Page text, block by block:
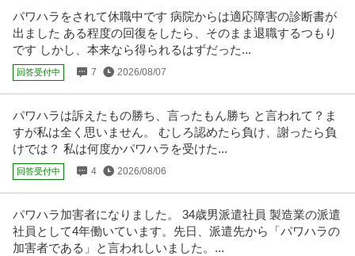
御茶ノ水／社会課題の構造化ライター（記者職）在宅勤務中心土
日祝休み
株式会社Ｒｉｄｉｌｏｖｅｒ
正社員 交通費支給 昇給あり 在宅ワーク
年収400万円〜690万円
株式会社Ｒｉｄｉｌｏｖｅｒ 【御茶ノ水】社会課題の構造化ライター（記者
職）◆在宅勤務中心◎土日祝休
…続きを見る
提供：doda
空調設備施工管理 ／ 「管工事施工管理」勤務地希望制度導入／プ
ライム上場東北電力グループの総合設備エンジニアリング企業／
株式会社ユアテック
年収800万円〜1,100万円
【職種】施工管理＞空調設備施工管理 【業種】建設＞建設・建築・土木 ※会
員属性などに応じ、当該求人…続きを見る
パワハラをされて休職中です 病院からは適応障害の診断書が
出ました ある程度の回復をしたら、そのまま退職するつもり
です しかし、本来なら得られるはずだった...
回答受付中 7 2026/08/07
パワハラは訴えたもの勝ち、言ったもん勝ち と言われて？ま
すが私は全く思いません。 むしろ認めたら負け、謝ったら負
けでは？ 私は何度かパワハラを受けた...
回答受付中 4 2026/08/06
パワハラ加害者になりました。 34歳男派遣社員 製造業の派遣
社員として4年働いています。先日、派遣先から「パワハラの
加害者である」と言われしいました。...